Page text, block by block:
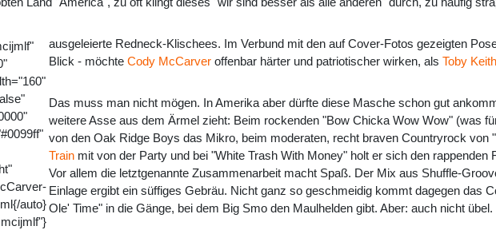
auto}
ausgeleierte Redneck-Klischees. Im Verbund mit den auf Cover-Fotos gezeigten
Blick - möchte Cody McCarver offenbar härter und patriotischer wirken, als Toby Keith
Das muss man nicht mögen. In Amerika aber dürfte diese Masche schon gut
weitere Asse aus dem Ärmel zieht: Beim rockenden "Bow Chicka Wow Wow" (was
von den Oak Ridge Boys das Mikro, beim moderaten, recht braven Countryrock von
Train mit von der Party und bei "White Trash With Money" holt er sich den rappenden
Vor allem die letztgenannte Zusammenarbeit macht Spaß. Der Mix aus Shuffle-
Einlage ergibt ein süffiges Gebräu. Nicht ganz so geschmeidig kommt dagegen das
Ole' Time" in die Gänge, bei dem Big Smo den Maulhelden gibt. Aber: auch nicht übel.